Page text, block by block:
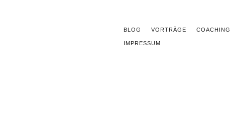
BLOG VORTRÄGE COACHING
IMPRESSUM